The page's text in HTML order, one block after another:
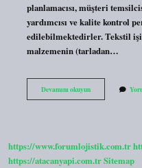
planlamacısı, müşteri
yardımcısı ve kalite kontrol
edilebilmektedirler. Tekstil
malzemenin (tarladan…
Devamını okuyunTekstil
Fabrikasında
https://www.forumlojistik.com.tr
https://atacanyapi.com.trSitemap